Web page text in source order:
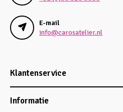
E-mail
info@carosatelier.nl
Klantenservice
Informatie